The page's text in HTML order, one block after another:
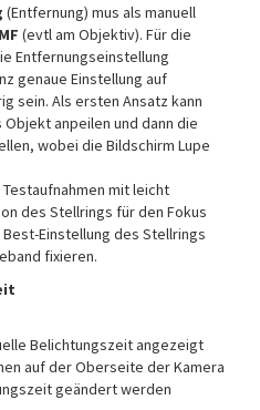
(Entfernung) mus als manuell
MF (evtl am Objektiv). Für die
Entfernungseinstellung
genaue Einstellung auf
sein. Als ersten Ansatz kann
anpeilen und dann die
wobei die Bildschirm Lupe
mit leicht
des Stellrings für den Fokus
Einstellung des Stellrings
fixieren.
Belichtungszeit angezeigt
auf der Oberseite der Kamera
geändert werden